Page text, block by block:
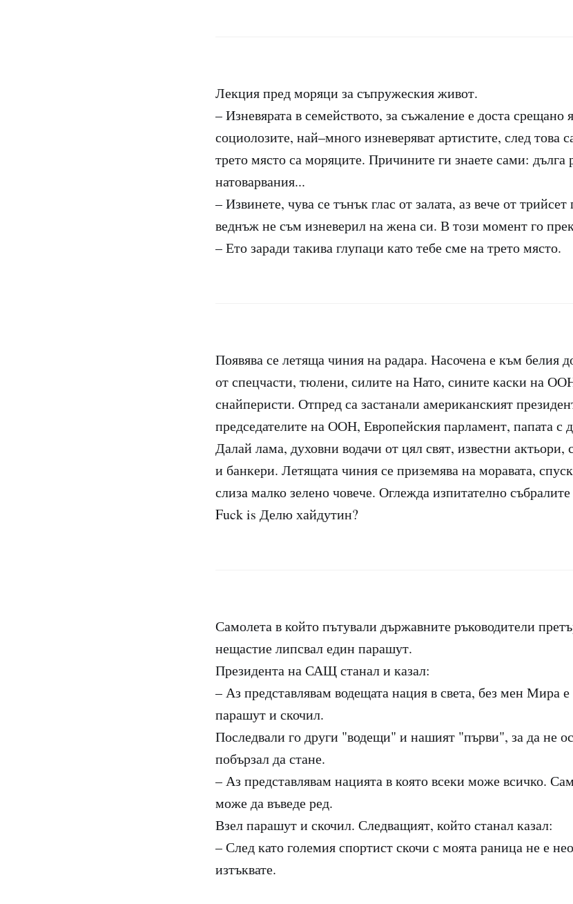
Лекция пред моряци за съпружеския живот.
– Изневярата в семейството, за съжаление е доста
социолозите, най–много изневеряват артистите, след това
трето място са моряците. Причините ги знаете сами: дълга
натоварвания...
– Извинете, чува се тънък глас от залата, аз вече от
веднъж не съм изневерил на жена си. В този момент го
– Ето заради такива глупаци като тебе сме на трето място.
Появява се летяща чиния на радара. Насочена е към белия
от спецчасти, тюлени, силите на Нато, сините каски на
снайперисти. Отпред са застанали американският
председателите на ООН, Европейския парламент, папата с
Далай лама, духовни водачи от цял свят, известни
и банкери. Летящата чиния се приземява на моравата,
слиза малко зелено човече. Оглежда изпитателно
Fuck is Делю хайдутин?
Самолета в който пътували държавните ръководители
нещастие липсвал един парашут.
Президента на САЩ станал и казал:
– Аз представлявам водещата нация в света, без мен Мира
парашут и скочил.
Последвали го други "водещи" и нашият "първи", за да не
побързал да стане.
– Аз представлявам нацията в която всеки може всичко.
може да въведе ред.
Взел парашут и скочил. Следващият, който станал казал:
– След като големия спортист скочи с моята раница не е
изтъквате.